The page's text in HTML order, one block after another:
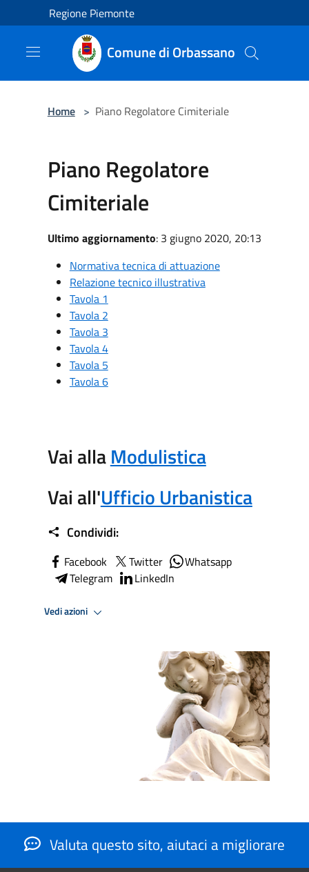
Salta al contenuto principale
Regione Piemonte
Comune di Orbassano
Home > Piano Regolatore Cimiteriale
Piano Regolatore
Cimiteriale
Ultimo aggiornamento: 3 giugno 2020, 20:13
Normativa tecnica di attuazione
Relazione tecnico illustrativa
Tavola 1
Tavola 2
Tavola 3
Tavola 4
Tavola 5
Tavola 6
Vai allaModulistica
Vai all'Ufficio Urbanistica
Condividi:
Facebook Twitter
Whatsapp
Telegram
LinkedIn
Vedi azioni
Valuta questo sito, aiutaci a migliorare